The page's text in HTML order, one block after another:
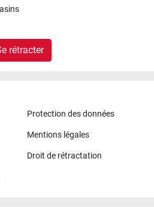
rétracter
Protection des données
Mentions légales
Droit de rétractation